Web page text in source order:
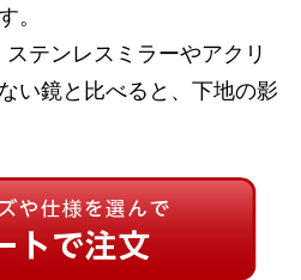
。
テンレスミラーやアクリ
い鏡と比べると、下地の影